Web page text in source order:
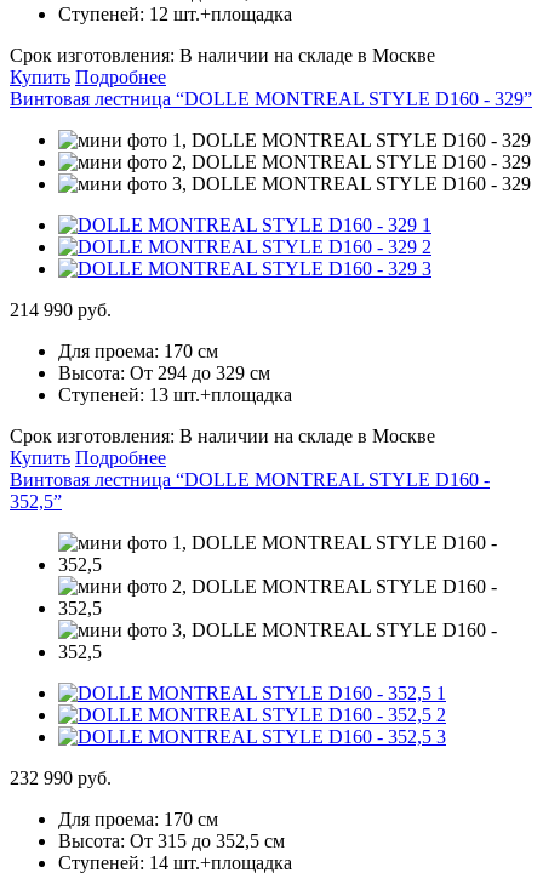
Ступеней: 12 шт.+площадка
Срок изготовления: В наличии на складе в Москве
Купить Подробнее
Винтовая лестница “DOLLE MONTREAL STYLE D160 - 329”
214 990 руб.
Для проема: 170 см
Высота: От 294 до 329 см
Ступеней: 13 шт.+площадка
Срок изготовления: В наличии на складе в Москве
Купить Подробнее
Винтовая лестница “DOLLE MONTREAL STYLE D160 -
352,5”
232 990 руб.
Для проема: 170 см
Высота: От 315 до 352,5 см
Ступеней: 14 шт.+площадка